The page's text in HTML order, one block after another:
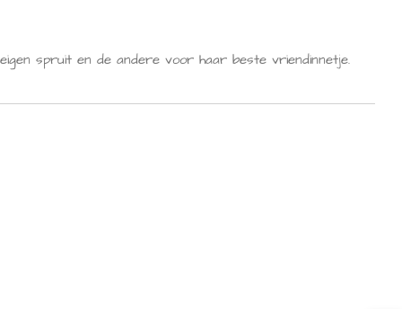
spruit en de andere voor haar beste vriendinnetje.